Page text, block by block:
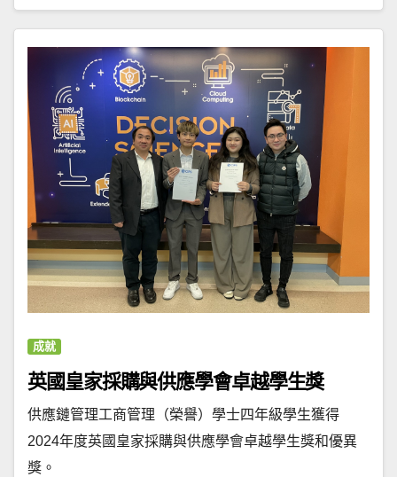
成就
英國皇家採購與供應學會卓越學生獎
供應鏈管理工商管理（榮譽）學士四年級學生獲得
2024年度英國皇家採購與供應學會卓越學生獎和優異
獎。